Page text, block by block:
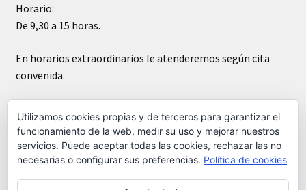
Horario:
De 9,30 a 15 horas.
En horarios extraordinarios le atenderemos según cita
convenida.
Utilizamos cookies propias y de terceros para garantizar el
funcionamiento de la web, medir su uso y mejorar nuestros
servicios. Puede aceptar todas las cookies, rechazar las no
necesarias o configurar sus preferencias. Política de cookies